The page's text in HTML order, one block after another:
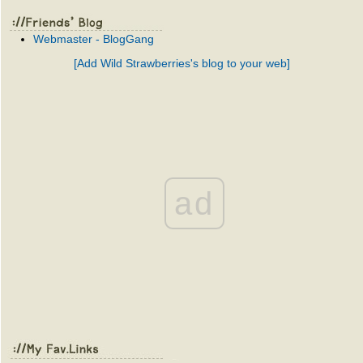
Webmaster - BlogGang
[Add Wild Strawberries's blog to your web]
ad